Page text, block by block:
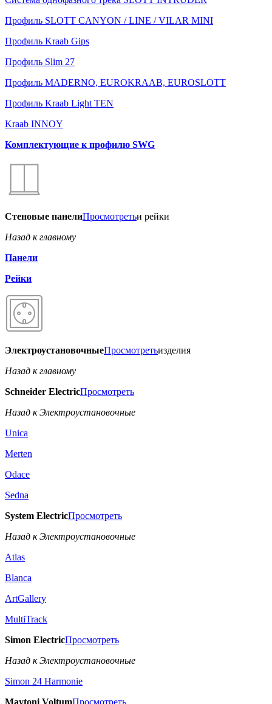
Профиль SLOTT CANYON / LINE / VILAR MINI
Профиль Kraab Gips
Профиль Slim 27
Профиль MADERNO, EUROKRAAB, EUROSLOTT
Профиль Kraab Light TEN
Kraab INNOY
Комплектующие к профилю SWG
Стеновые панелиПросмотретьи рейки
Назад к главному
Панели
Рейки
ЭлектроустановочныеПросмотретьизделия
Назад к главному
Schneider ElectricПросмотреть
Назад к Электроустановочные
Unica
Merten
Odace
Sedna
System ElectricПросмотреть
Назад к Электроустановочные
Atlas
Blanca
ArtGallery
MultiTrack
Simon ElectricПросмотреть
Назад к Электроустановочные
Simon 24 Harmonie
Maytoni VoltumПросмотреть